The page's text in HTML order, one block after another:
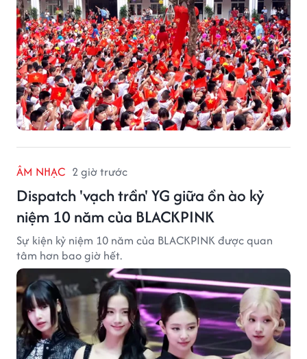
ÂM NHẠC 2 giờ trước
Dispatch 'vạch trần' YG giữa ồn ào kỷ
niệm 10 năm của BLACKPINK
Sự kiện kỷ niệm 10 năm của BLACKPINK được quan
tâm hơn bao giờ hết.